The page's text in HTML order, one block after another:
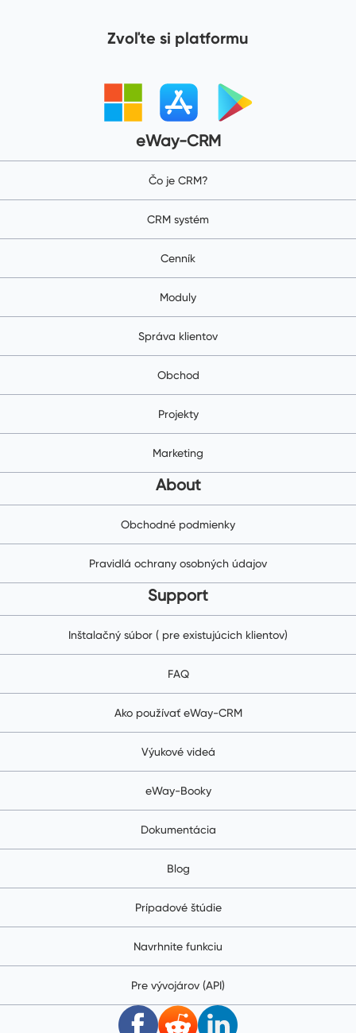
Zvoľte si platformu
eWay-CRM
Čo je CRM?
CRM systém
Cenník
Moduly
Správa klientov
Obchod
Projekty
Marketing
About
Obchodné podmienky
Pravidlá ochrany osobných údajov
Support
Inštalačný súbor ( pre existujúcich klientov)
FAQ
Ako používať eWay-CRM
Výukové videá
eWay-Booky
Dokumentácia
Blog
Prípadové štúdie
Navrhnite funkciu
Pre vývojárov (API)